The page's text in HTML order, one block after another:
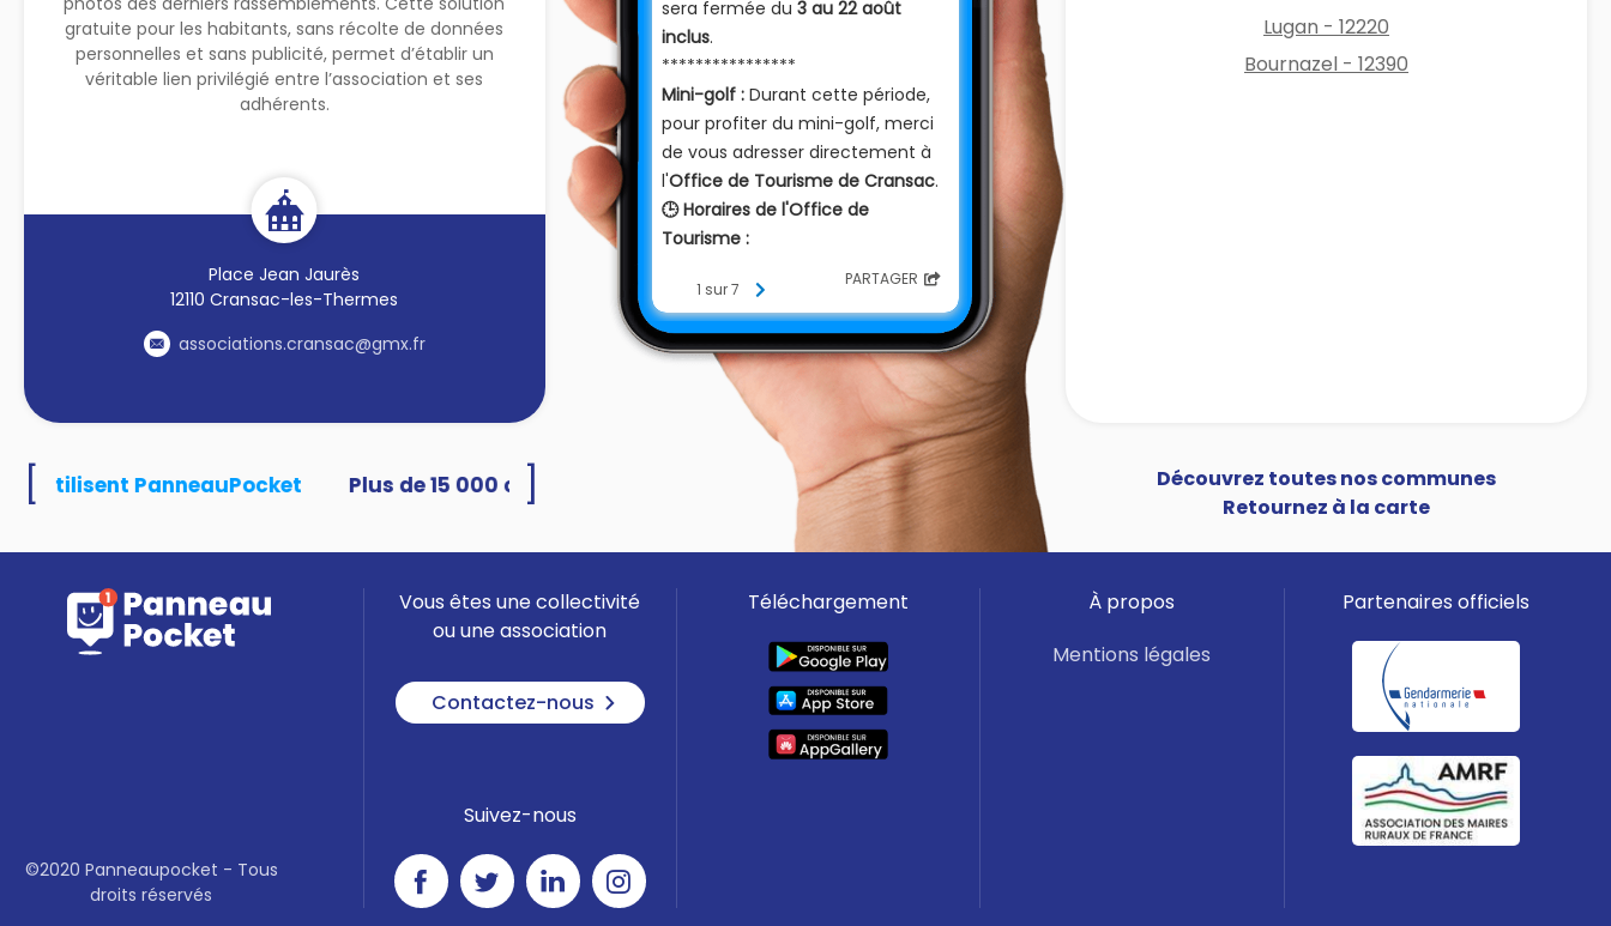
gratuite pour les habitants, sans récolte de données
personnelles et sans publicité, permet d’établir un
véritable lien privilégié entre l’association et ses
adhérents.
Place Jean Jaurès
12110 Cransac-les-Thermes
associations.cransac@gmx.fr
sera fermée du 3 au 22 août
inclus.
****************
Mini-golf :Durant cette période,
pour profiter du mini-golf, merci
de vous adresser directement à
l'Office de Tourisme de Cransac.
🕒 Horaires de l'Office de
Tourisme :
15h - 18h
Le samedi :9h30 - 12het14h - 17h
-------------------
📝 Donnez votre avis !
L'association renouvelle son projet
d'Espace de Vie Social et a besoin
de vous ! Partagez vos attentes
et vos envies pour l'animation du
territoire en répondant au
questionnaire (5 minutes
suffisent) :
Lien du questionnaire
------------
Un grand merci par avance pour
votre participation !
1 sur 7 PARTAGER
Lugan - 12220
Bournazel - 12390
utilisent PanneauPocket
Découvrez toutes nos communes
Retournez à la carte
©2020 Panneaupocket - Tous
droits réservés
Vous êtes une collectivité
ou une association
Contactez-nous
Suivez-nous
Téléchargement
À propos
Mentions légales
Partenaires officiels